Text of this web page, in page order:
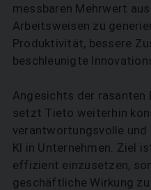
messbaren Mehrwert
Arbeitsweisen zu
Produktivität, bessere
beschleunigte
Angesichts der rasanten
setzt Tieto weiterhin
verantwortungsvolle und
KI in Unternehmen. Ziel
effizient einzusetzen,
geschäftliche Wirkung zu